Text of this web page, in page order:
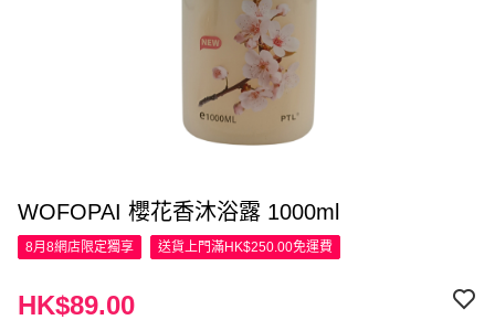
WOFOPAI 櫻花香沐浴露 1000ml
8月8網店限定獨享 送貨上門滿HK$250.00免運費
HK$89.00